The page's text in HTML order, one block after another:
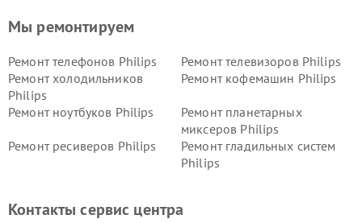
Мы ремонтируем
Ремонт телефонов Philips
Ремонт телевизоров Philips
Ремонт холодильников
Philips
Ремонт кофемашин Philips
Ремонт ноутбуков Philips
Ремонт планетарных
миксеров Philips
Ремонт ресиверов Philips
Ремонт гладильных систем
Philips
Ремонт стиральных машин
Ремонт увлажнителей
Контакты сервис центра